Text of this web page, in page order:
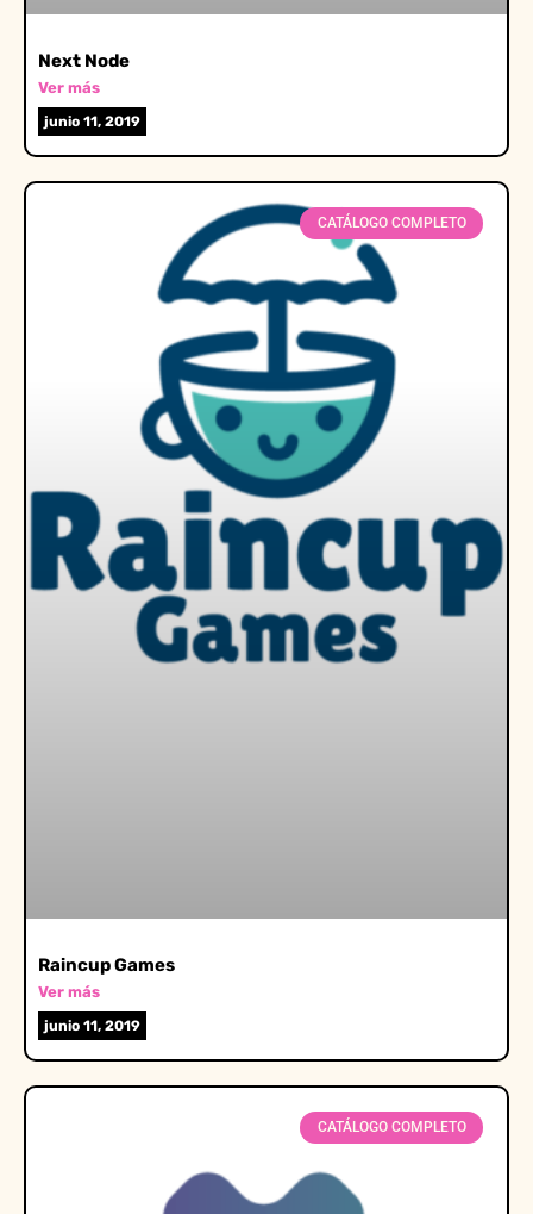
Next Node
Ver más
junio 11, 2019
CATÁLOGO COMPLETO
Raincup Games
Ver más
junio 11, 2019
CATÁLOGO COMPLETO